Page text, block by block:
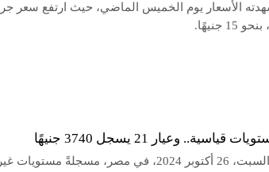
شهدته الأسعار يوم الخميس الماضي، حيث ارتفع سعر
وعيار 21 يسجل 3740 جنيهًا
ارتفعت أسعار الذهب اليوم السبت، 26 أكتوبر 2024، في مصر، مسجلةً مستويات غير